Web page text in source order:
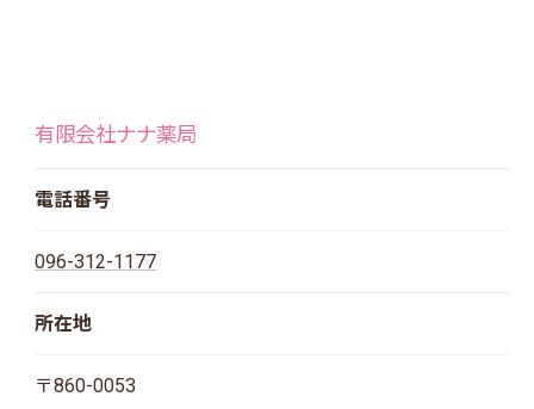
有限会社ナナ薬局
電話番号
096-312-1177
所在地
〒860-0053